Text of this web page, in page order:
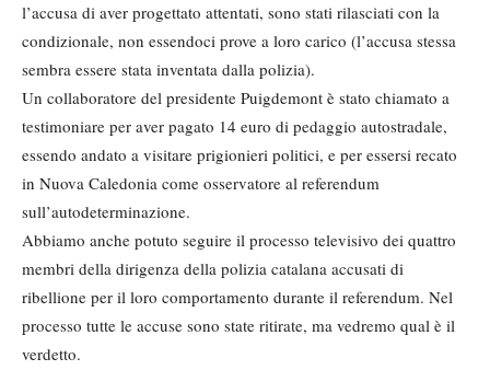
l’accusa di aver progettato attentati, sono stati rilasciati con la
condizionale, non essendoci prove a loro carico (l’accusa stessa
sembra essere stata inventata dalla polizia).
Un collaboratore del presidente Puigdemont è stato chiamato a
testimoniare per aver pagato 14 euro di pedaggio autostradale,
essendo andato a visitare prigionieri politici, e per essersi recato
in Nuova Caledonia come osservatore al referendum
sull’autodeterminazione.
Abbiamo anche potuto seguire il processo televisivo dei quattro
membri della dirigenza della polizia catalana accusati di
ribellione per il loro comportamento durante il referendum. Nel
processo tutte le accuse sono state ritirate, ma vedremo qual è il
verdetto.